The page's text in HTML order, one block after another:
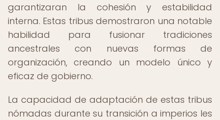
garantizaran la cohesión y estabilidad
interna. Estas tribus demostraron una notable
habilidad para fusionar tradiciones
ancestrales con nuevas formas de
organización, creando un modelo único y
eficaz de gobierno.
La capacidad de adaptación de estas tribus
nómadas durante su transición a imperios les